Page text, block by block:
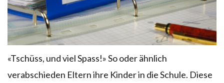
«Tschüss, und viel Spass!» So oder ähnlich
verabschieden Eltern ihre Kinder in die Schule. Diese